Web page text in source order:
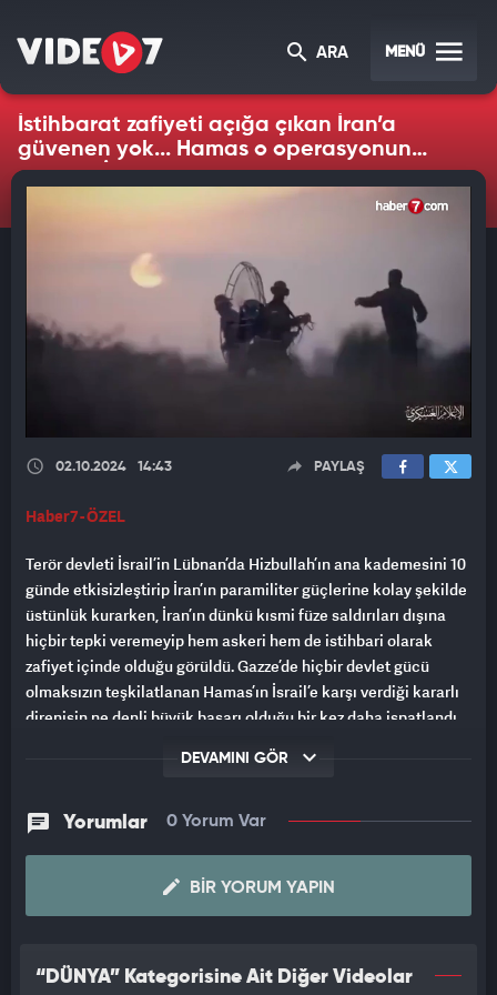
ARA MENÜ
İstihbarat zafiyeti açığa çıkan İran’a
güvenen yok... Hamas o operasyonun
bilgisini İran’dan gizlemiş
02.10.2024 14:43 PAYLAŞ
Haber7 - ÖZEL
Terör devleti İsrail’in Lübnan’da Hizbullah’ın ana kademesini 10
günde etkisizleştirip İran’ın paramiliter güçlerine kolay şekilde
üstünlük kurarken, İran’ın dünkü kısmi füze saldırıları dışına
hiçbir tepki veremeyip hem askeri hem de istihbari olarak
zafiyet içinde olduğu görüldü. Gazze’de hiçbir devlet gücü
olmaksızın teşkilatlanan Hamas’ın İsrail’e karşı verdiği kararlı
direnişin ne denli büyük başarı olduğu bir kez daha ispatlandı.
SIZMAYA KARŞI STRATEJİK TEDBİR
Lübnan ve İran’daki istihbarat sızıntılarını önceden fark eden
Hamas’ın, 7 Ekim 2023’teki Aksa Tufanı operasyonunu bu
ülkelere bilgi vermeksizin gerçekleştirdiği öğrenildi. Titizlikle
planlanarak İsrail içlerine sızılan 7 Ekim’deki tarihi
operasyonda Mossad ve Şin Bet’e istihbarat sızmasının önüne
7 Ekim operasyonuyla yüzlerce İsrail askeri ve vatandaşını esir
DEVAMINI GÖR
Yorumlar 0 Yorum Var
BIR YORUM YAPIN
“DÜNYA” Kategorisine Ait Diğer Videolar